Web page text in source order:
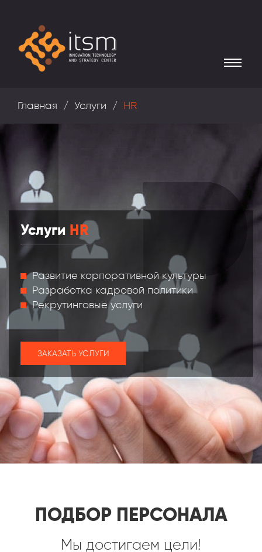
Главная Услуги HR
Услуги HR
Развитие корпоративной культуры
Разработка кадровой политики
Рекрутинговые услуги
ЗАКАЗАТЬ УСЛУГИ
ПОДБОР ПЕРСОНАЛА
Мы достигаем цели!